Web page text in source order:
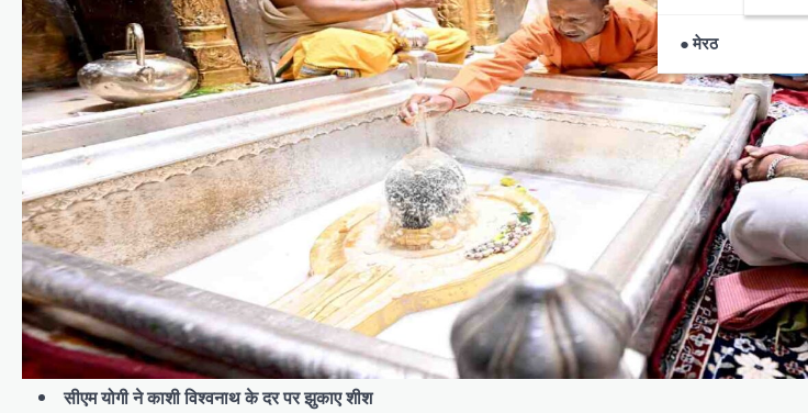
● मेरठ
सीएम योगी ने काशी विश्वनाथ के दर पर झुकाए शीश